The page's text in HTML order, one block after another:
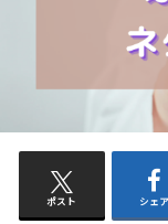
ポスト シェア